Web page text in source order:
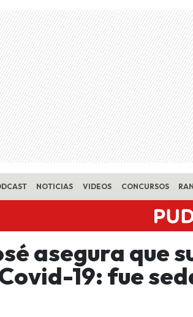
NOTICIAS VIDEOS CONCURSOS
asegura que
19: fue